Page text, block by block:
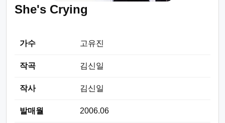
She's Crying
가수 고유진
작곡 김신일
작사 김신일
발매월 2006.06